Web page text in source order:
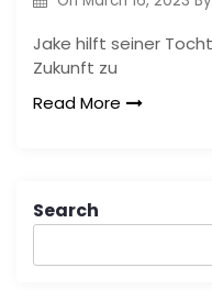
Jake hilft seiner
Zukunft zu
Read More
Search